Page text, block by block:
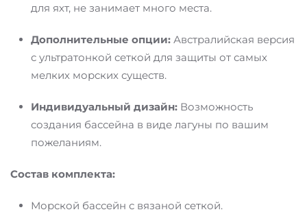
для яхт, не занимает много места.
Дополнительные опции: Австралийская версия
с ультратонкой сеткой для защиты от самых
мелких морских существ.
Индивидуальный дизайн: Возможность
создания бассейна в виде лагуны по вашим
пожеланиям.
Состав комплекта:
Морской бассейн с вязаной сеткой.